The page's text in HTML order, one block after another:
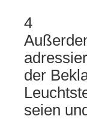
4
der
seien